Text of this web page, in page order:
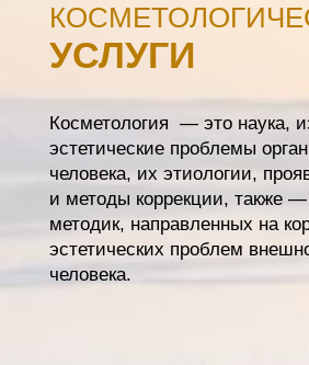
УСЛУГИ
Косметология — это наука,
эстетические проблемы
человека, их этиологии,
и методы коррекции, также
методик, направленных на
эстетических проблем
человека.